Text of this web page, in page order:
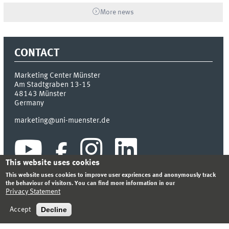
More news
CONTACT
Marketing Center Münster
Am Stadtgraben 13-15
48143 Münster
Germany
marketing@uni-muenster.de
SITEMAP
© 2026 MARKETING CENTER MÜNSTER
This website uses cookies
This website uses cookies to improve user expriences and anonymously track
the behaviour of visitors. You can find more information in our
Privacy Statement
Accept Decline